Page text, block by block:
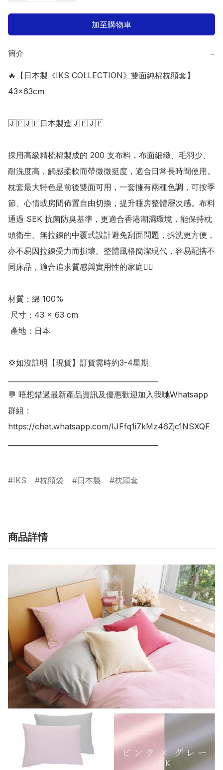
加至購物車
簡介 −
🔥【日本製《IKS COLLECTION》雙面純棉枕頭套】
43×63cm
🇯🇵🇯🇵日本製造🇯🇵🇯🇵
採用高級精梳棉製成的 200 支布料，布面細緻、毛羽少、
耐洗度高，觸感柔軟而帶微微挺度，適合日常長時間使用。
枕套最大特色是前後雙面可用，一套擁有兩種色調，可按季
節、心情或房間佈置自由切換，提升睡房整體層次感。布料
通過 SEK 抗菌防臭基準，更適合香港潮濕環境，能保持枕
頭衛生。無拉鍊的中覆式設計避免刮面問題，拆洗更方便，
亦不易因拉鍊受力而損壞。整體風格簡潔現代，容易配搭不
同床品，適合追求質感與實用性的家庭👍🏻
材質：綿 100%
💢如沒註明【現貨】訂貨需時約3-4星期
💬 唔想錯過最新產品資訊及優惠歡迎加入我哋Whatsapp
群組：
https://chat.whatsapp.com/IJFfq1i7kMz46Zjc1NSXQF
IKS 枕頭袋 日本製 枕頭套
商品詳情